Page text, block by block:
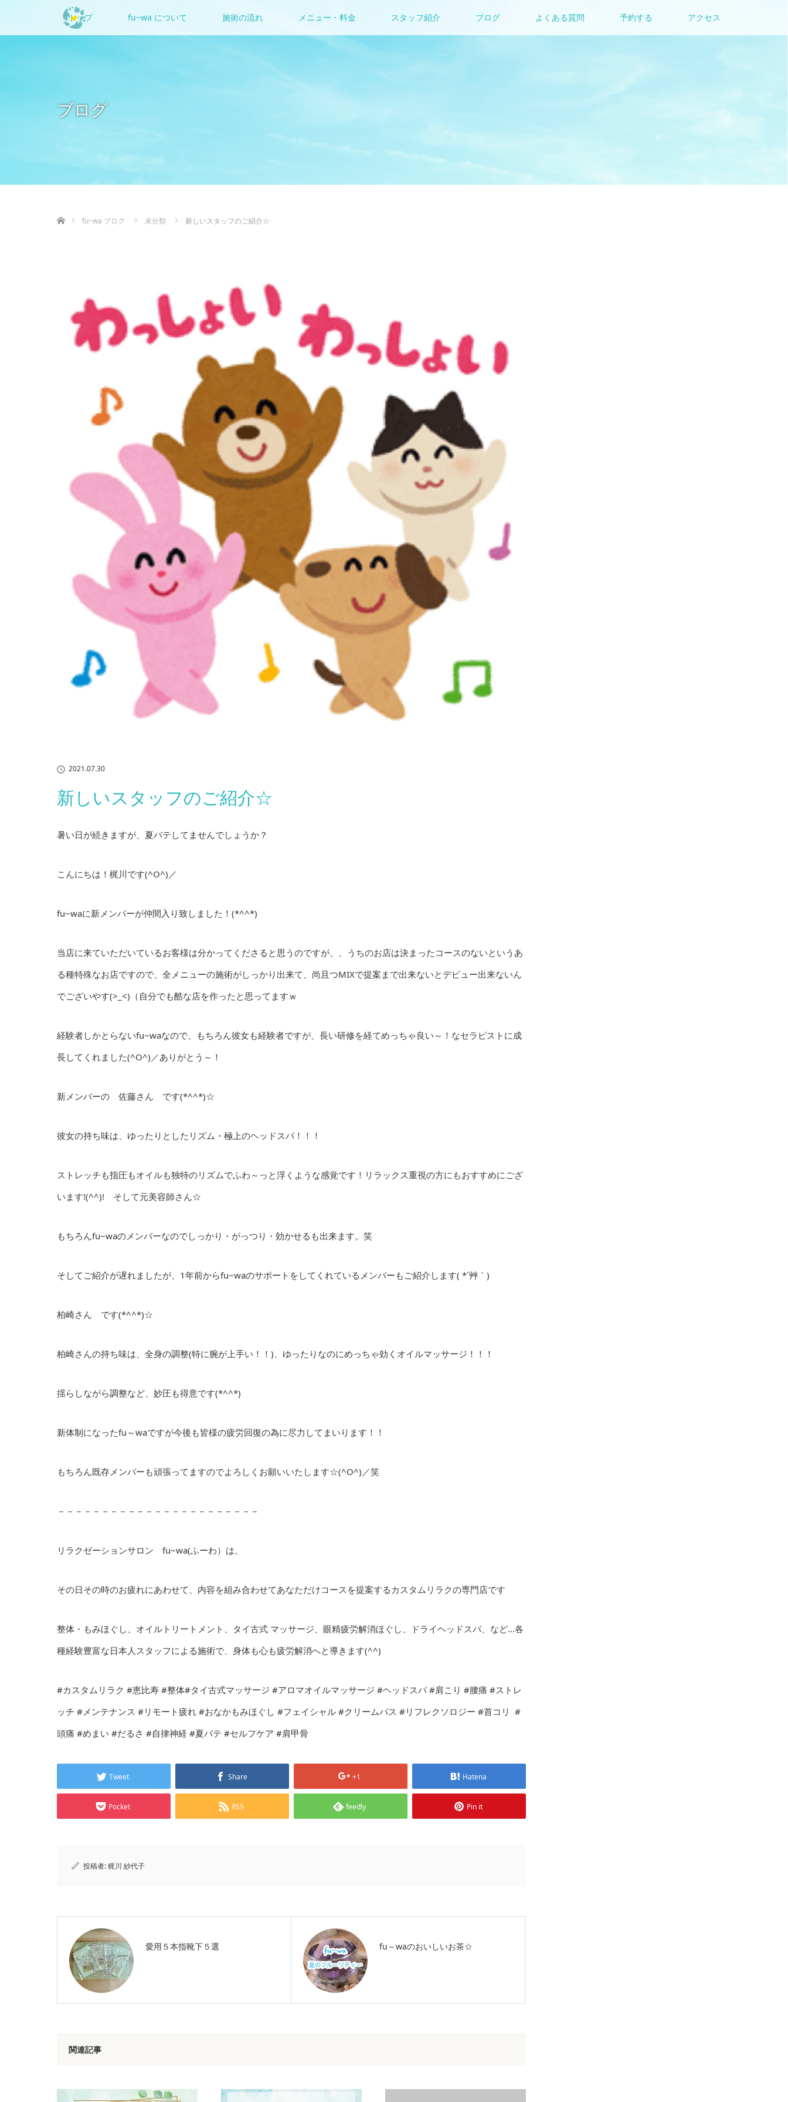
トップ fu~wa について 施術の流れ メニュー・料金 スタッフ紹介 ブログ よくある質問 予約する アクセス
ブログ
fu~wa ブログ
未分類 新しいスタッフのご紹介☆
2021.07.30
新しいスタッフのご紹介☆
暑い日が続きますが、夏バテしてませんでしょうか？
こんにちは！梶川です(^O^)／
fu~waに新メンバーが仲間入り致しました！(*^^*)
当店に来ていただいているお客様は分かってくださると思うのですが、、うちのお店は決まったコースのないというあ
る種特殊なお店ですので、全メニューの施術がしっかり出来て、尚且つMIXで提案まで出来ないとデビュー出来ないん
でございやす(>_<)（自分でも酷な店を作ったと思ってますｗ
経験者しかとらないfu~waなので、もちろん彼女も経験者ですが、長い研修を経てめっちゃ良い～！なセラピストに成
長してくれました(^O^)／ありがとう～！
新メンバーの 佐藤さん です(*^^*)☆
彼女の持ち味は、ゆったりとしたリズム・極上のヘッドスパ！！！
ストレッチも指圧もオイルも独特のリズムでふわ～っと浮くような感覚です！リラックス重視の方にもおすすめにござ
います!(^^)! そして元美容師さん☆
もちろんfu~waのメンバーなのでしっかり・がっつり・効かせるも出来ます。笑
そしてご紹介が遅れましたが、1年前からfu~waのサポートをしてくれているメンバーもご紹介します( *´艸｀)
柏崎さん です(*^^*)☆
柏崎さんの持ち味は、全身の調整(特に腕が上手い！！)、ゆったりなのにめっちゃ効くオイルマッサージ！！！
揺らしながら調整など、妙圧も得意です(*^^*)
新体制になったfu～waですが今後も皆様の疲労回復の為に尽力してまいります！！
もちろん既存メンバーも頑張ってますのでよろしくお願いいたします☆(^O^)／笑
－－－－－－－－－－－－－－－－－－－－－－－
リラクゼーションサロン fu~wa(ふーわ）は、
その日その時のお疲れにあわせて、内容を組み合わせてあなただけコースを提案するカスタムリラクの専門店です
整体・もみほぐし、オイルトリートメント、タイ古式 マッサージ、眼精疲労解消ほぐし、ドライヘッドスパ、など…各
種経験豊富な日本人スタッフによる施術で、身体も心も疲労解消へと導きます(^^)
#カスタムリラク #恵比寿 #整体#タイ古式マッサージ #アロマオイルマッサージ #ヘッドスパ #肩こり #腰痛 #ストレ
ッチ #メンテナンス #リモート疲れ #おなかもみほぐし #フェイシャル #クリームバス #リフレクソロジー #首コリ #
頭痛 #めまい #だるさ #自律神経 #夏バテ #セルフケア #肩甲骨
Tweet Share +1 Hatena
Pocket RSS feedly Pin it
投稿者:梶川 紗代子
愛用５本指靴下５選 fu～waのおいしいお茶☆
関連記事